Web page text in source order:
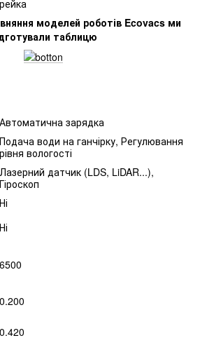
моделей роботів Ecovacs ми
таблицю
Автоматична зарядка
Подача води на ганчірку, Регулювання
рівня вологості
Лазерний датчик (LDS, LiDAR...),
Гіроскоп
Ні
Ні
6500
0.200
0.420